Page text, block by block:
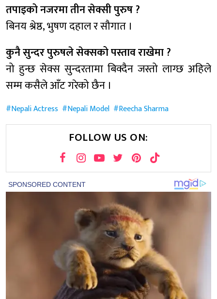
तपाइको नजरमा तीन सेक्सी पुरुष ?
बिनय श्रेष्ठ, भुषण दहाल र सौगात ।
कुनै सुन्दर पुरुषले सेक्सको पस्ताव राखेमा ?
नो हुन्छ सेक्स सुन्दरतामा बिक्दैन जस्तो लाग्छ अहिले
सम्म कसैले आँट गरेको छैन ।
Nepali Actress Nepali Model Reecha Sharma
FOLLOW US ON: